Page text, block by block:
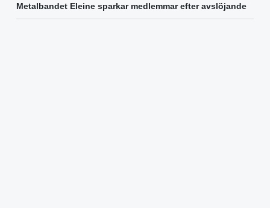
Metalbandet Eleine sparkar medlemmar efter avslöjande